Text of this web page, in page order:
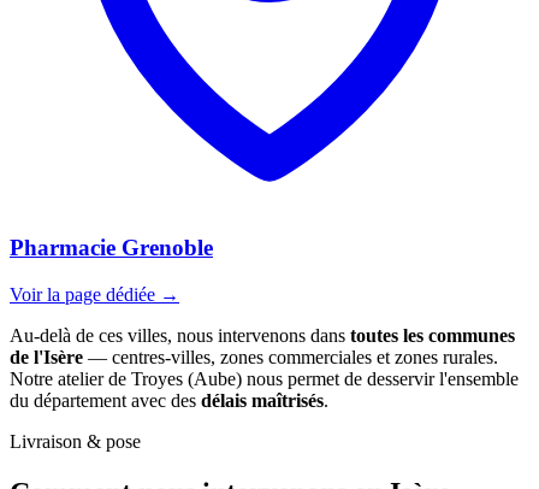
Pharmacie Grenoble
Voir la page dédiée →
Au-delà de ces villes, nous intervenons dans toutes les communes
de l'Isère — centres-villes, zones commerciales et zones rurales.
Notre atelier de Troyes (Aube) nous permet de desservir l'ensemble
du département avec des délais maîtrisés.
Livraison & pose